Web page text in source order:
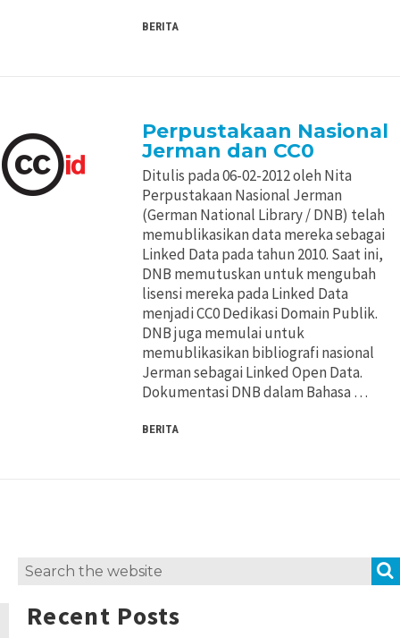
BERITA
Perpustakaan Nasional
Jerman dan CC0
Ditulis pada 06-02-2012 oleh Nita
Perpustakaan Nasional Jerman
(German National Library / DNB) telah
memublikasikan data mereka sebagai
Linked Data pada tahun 2010. Saat ini,
DNB memutuskan untuk mengubah
lisensi mereka pada Linked Data
menjadi CC0 Dedikasi Domain Publik.
DNB juga memulai untuk
memublikasikan bibliografi nasional
Jerman sebagai Linked Open Data.
Dokumentasi DNB dalam Bahasa …
BERITA
Search
Recent Posts